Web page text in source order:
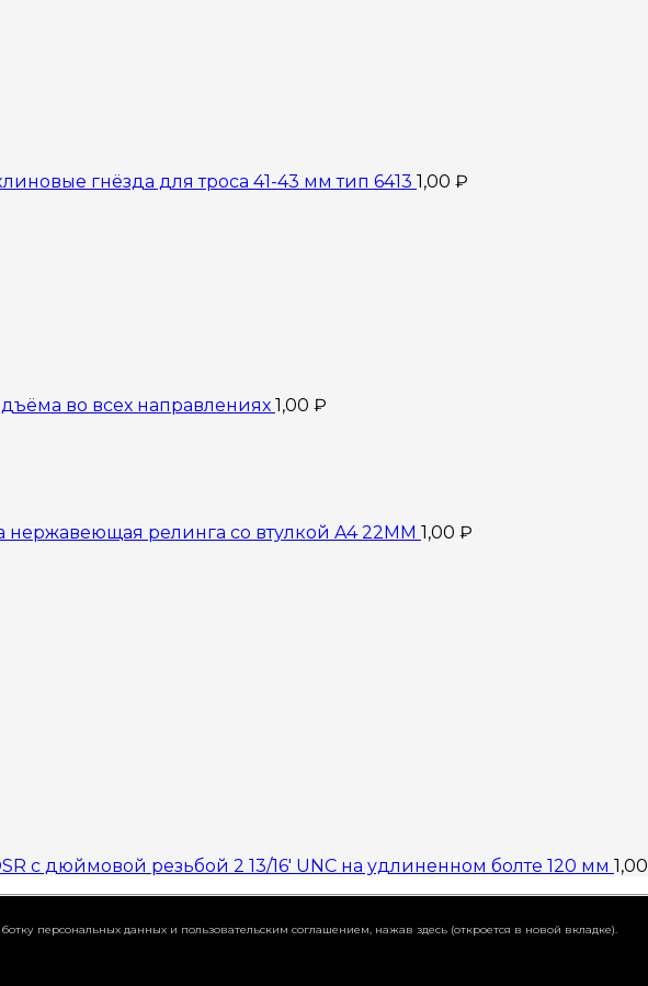
гнёзда для троса 41-43 мм тип 6413 1,00 ₽
во всех направлениях 1,00 ₽
нержавеющая релинга со втулкой A4 22MM 1,00 ₽
с дюймовой резьбой 2 13/16' UNC на удлиненном болте 120 мм 1,00
персональных данных и пользовательским соглашением, нажав здесь (откроется в новой вкладке).